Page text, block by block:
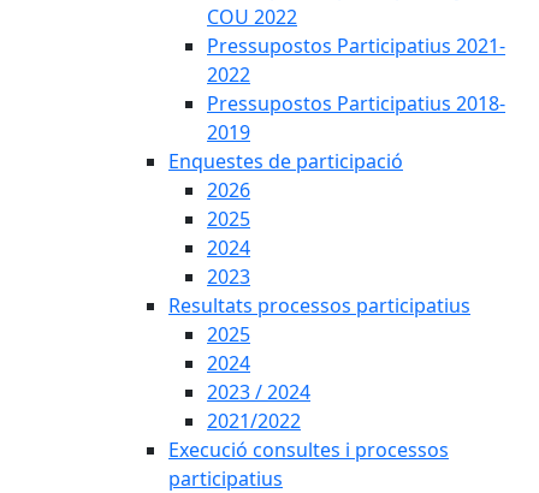
COU 2022
Pressupostos Participatius 2021-
2022
Pressupostos Participatius 2018-
2019
Enquestes de participació
2026
2025
2024
2023
Resultats processos participatius
2025
2024
2023 / 2024
2021/2022
Execució consultes i processos
participatius